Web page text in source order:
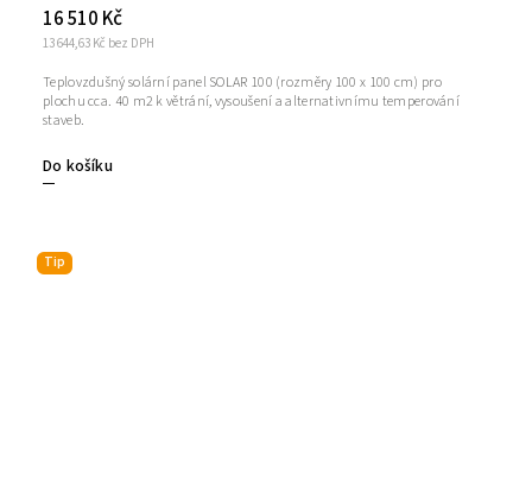
13 644,63 Kč bez DPH
16 510 Kč
Do košíku
Teplovzdušný solární panel SOLAR 100 (rozměry 100 x 100 cm) pro
plochu cca. 40 m2 k větrání, vysoušení a alternativnímu temperování
staveb.
Tip